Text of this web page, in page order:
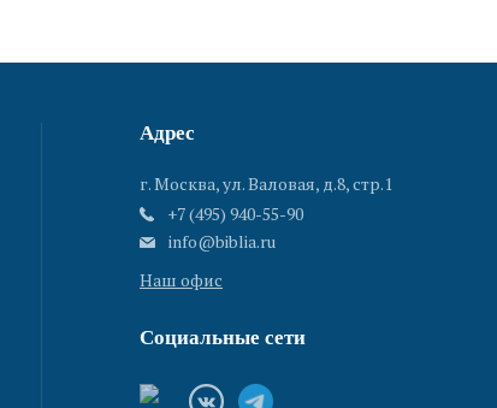
Адрес
г. Москва, ул. Валовая, д.8, стр.1
+7 (495) 940-55-90
info@biblia.ru
Наш офис
Социальные сети